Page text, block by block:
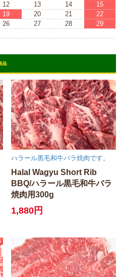
12 13 14
15
19 20 21
22
26 27 28
29
ハラール黒毛和牛バラ焼肉です。
Halal Wagyu Short Rib
BBQ/ハラール黒毛和牛バラ
焼肉用300g
1,880円